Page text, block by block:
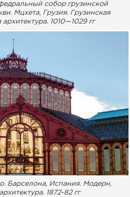
собор грузинской
Мцхета, Грузия. Грузинская
архитектура. 1010—1029 гг
Барселона, Испания. Модерн,
1872-82 гг